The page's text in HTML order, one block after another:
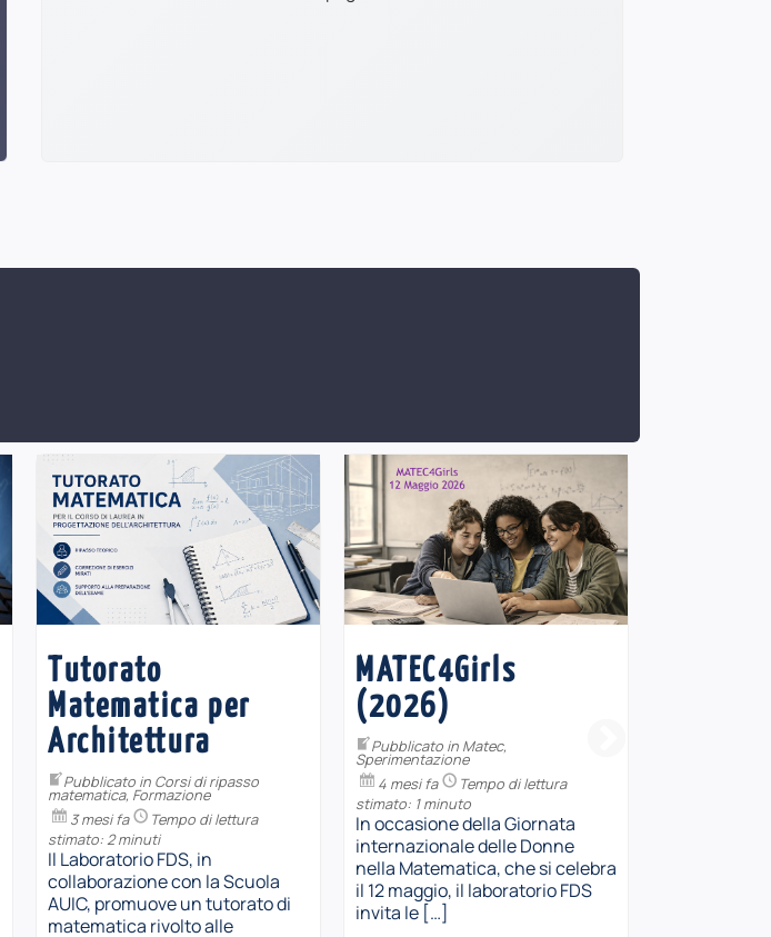
Tutorato
Matematica per
Architettura
Pubblicato in Corsi di ripasso
matematica, Formazione
3 mesi fa
Tempo di lettura
stimato: 2 minuti
Il Laboratorio FDS, in
collaborazione con la Scuola
AUIC, promuove un tutorato di
matematica rivolto alle
MATEC4Girls
(2026)
Pubblicato in Matec,
Sperimentazione
4 mesi fa
Tempo di lettura
stimato: 1 minuto
In occasione della Giornata
internazionale delle Donne
nella Matematica, che si celebra
il 12 maggio, il laboratorio FDS
invita le […]